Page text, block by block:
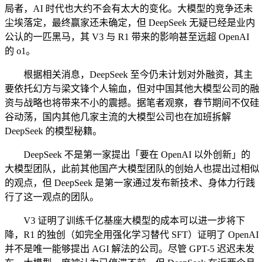
局者，AI 时代也大约不会有太大的变化。大模型的竞争还未
尘埃落定，最终赢家还未确定，但 DeepSeek 无疑已经是业内
公认的一匹黑马，其 V3 与 R1 带来的影响甚至远超 OpenAI
的 o1。
根据相关消息，DeepSeek 至今仍未计划对外融资，其主
要依托幻方与梁文锋个人输血，但对中国其他大模型公司的融
资与战略也将带来不小的震撼。据笔者观察，春节期间不仅硅
谷动荡，国内其他几家主流的大模型公司也在加班拆解
DeepSeek 的模型秘籍。
DeepSeek 不是第一家提出「要在 OpenAI 以外创新」的
大模型团队，此前其他国产大模型团队的创始人也提出过相似
的观点，但 DeepSeek 是第一家通过发布新技术、身体力行践
行了这一观点的团队。
V3 证明了训练千亿基座大模型的成本可以进一步将下
降，R1 的独创（如完全用强化学习替代 SFT）证明了 OpenAI
并不是唯一能够提出 AGI 解法的公司。尽管 GPT-5 迟迟未发